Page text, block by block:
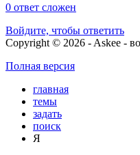
0 ответ сложен
Войдите, чтобы ответить
Copyright © 2026 - Askee -
Полная версия
главная
темы
задать
поиск
Я